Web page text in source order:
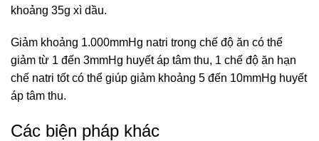
khoảng 35g xì dầu.
Giảm khoảng 1.000mmHg natri trong chế độ ăn có thể
giảm từ 1 đến 3mmHg huyết áp tâm thu, 1 chế độ ăn hạn
chế natri tốt có thể giúp giảm khoảng 5 đến 10mmHg huyết
áp tâm thu.
Các biện pháp khác